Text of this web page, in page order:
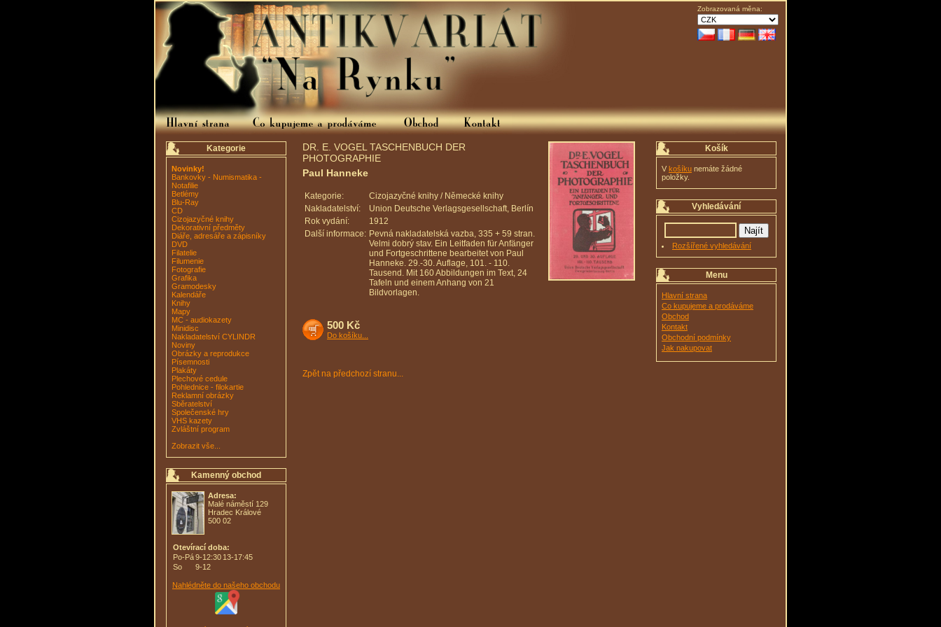
Zobrazovaná měna:
Kategorie
Novinky!
Bankovky - Numismatika -
Notafilie
Betlémy
Blu-Ray
CD
Cizojazyčné knihy
Dekorativní předměty
Diáře, adresáře a zápisníky
DVD
Filatelie
Filumenie
Fotografie
Grafika
Gramodesky
Kalendáře
Knihy
Mapy
MC - audiokazety
Minidisc
Nakladatelství CYLINDR
Noviny
Obrázky a reprodukce
Písemnosti
Plakáty
Plechové cedule
Pohlednice - filokartie
Reklamní obrázky
Sběratelství
Společenské hry
VHS kazety
Zvláštní program
Zobrazit vše...
Kamenný obchod
Adresa:
Malé náměstí 129
Hradec Králové
500 02
Otevírací doba:
Po-Pá9-12:30 13-17:45
So
9-12
Nahlédněte do našeho obchodu
Košík
V košíku nemáte žádné
položky.
Vyhledávání
Rozšířené vyhledávání
Menu
Hlavní strana
Co kupujeme a prodáváme
Obchod
Kontakt
Obchodní podmínky
Jak nakupovat
DR. E. VOGEL TASCHENBUCH DER
PHOTOGRAPHIE
Paul Hanneke
Kategorie:
Cizojazyčné knihy / Německé knihy
Nakladatelství:
Union Deutsche Verlagsgesellschaft, Berlín
Rok vydání:
1912
Další informace: Pevná nakladatelská vazba, 335 + 59 stran.
Velmi dobrý stav. Ein Leitfaden für Anfänger
und Fortgeschrittene bearbeitet von Paul
Hanneke. 29.-30. Auflage, 101. - 110.
Tausend. Mit 160 Abbildungen im Text, 24
Tafeln und einem Anhang von 21
Bildvorlagen.
500 Kč
Do košíku...
Zpět na předchozí stranu...